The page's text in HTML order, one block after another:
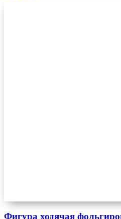
Фигура ходячая